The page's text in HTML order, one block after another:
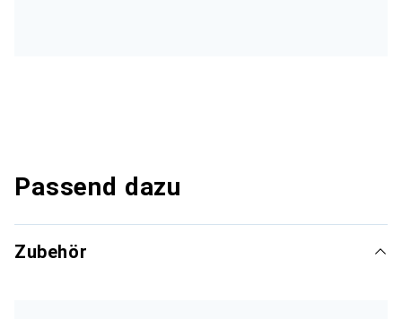
Passend dazu
Zubehör